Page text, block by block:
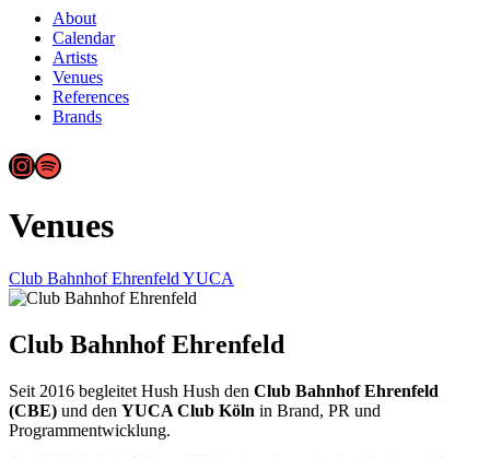
About
Calendar
Artists
Venues
References
Brands
Instagram
Spotify
Venues
Club Bahnhof EhrenfeldYUCA
Club Bahnhof Ehrenfeld
Seit 2016 begleitet Hush Hush den Club Bahnhof Ehrenfeld
(CBE) und den YUCA Club Köln in Brand, PR und
Programmentwicklung.